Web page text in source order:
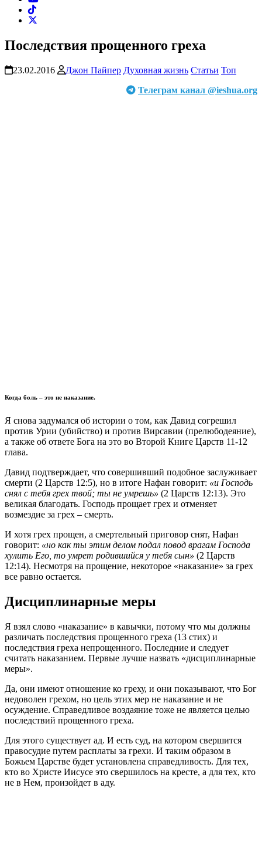
Последствия прощенного греха
23.02.2016 Джон Пайпер Духовная жизнь Статьи Топ
Телеграм канал @ieshua.org
Когда боль – это не наказание.
Я снова задумался об истории о том, как Давид согрешил
против Урии (убийство) и против Вирсавии (прелюбодеяние),
а также об ответе Бога на это во Второй Книге Царств 11-12
глава.
Давид подтверждает, что совершивший подобное заслуживает
смерти (2 Царств 12:5), но в итоге Нафан говорит: «и Господь
снял с тебя грех твой; ты не умрешь» (2 Царств 12:13). Это
великая благодать. Господь прощает грех и отменяет
возмездие за грех – смерть.
И хотя грех прощен, а смертельный приговор снят, Нафан
говорит: «но как ты этим делом подал повод врагам Господа
хулить Его, то умрет родившийся у тебя сын» (2 Царств
12:14). Несмотря на прощение, некоторое «наказание» за грех
все равно остается.
Дисциплинарные меры
Я взял слово «наказание» в кавычки, потому что мы должны
различать последствия прощенного греха (13 стих) и
последствия греха непрощенного. Последние и следует
считать наказанием. Первые лучше назвать «дисциплинарные
меры».
Да, они имеют отношение ко греху, и они показывают, что Бог
недоволен грехом, но цель этих мер не наказание и не
осуждение. Справедливое воздаяние тоже не является целью
последствий прощенного греха.
Для этого существует ад. И есть суд, на котором свершится
правосудие путем расплаты за грехи. И таким образом в
Божьем Царстве будет установлена справедливость. Для тех,
кто во Христе Иисусе это свершилось на кресте, а для тех, кто
не в Нем, произойдет в аду.